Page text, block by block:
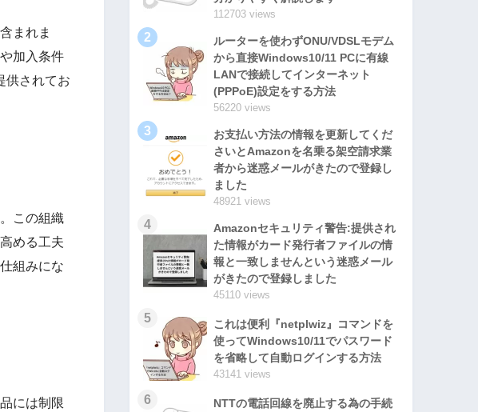
まれま
加入条件
供されてお
この組織
める工夫
組みにな
には制限
112703 views
2
ルーターを使わずONU/VDSLモデム
から直接Windows10/11 PCに有線
LANで接続してインターネット
(PPPoE)設定をする方法
56220 views
3
お支払い方法の情報を更新してくだ
さいとAmazonを名乗る架空請求業
者から迷惑メールがきたので登録し
ました
48921 views
4
Amazonセキュリティ警告:提供され
た情報がカード発行者ファイルの情
報と一致しませんという迷惑メール
がきたので登録しました
45110 views
5
これは便利『netplwiz』コマンドを
使ってWindows10/11でパスワード
を省略して自動ログインする方法
43141 views
6
NTTの電話回線を廃止する為の手続